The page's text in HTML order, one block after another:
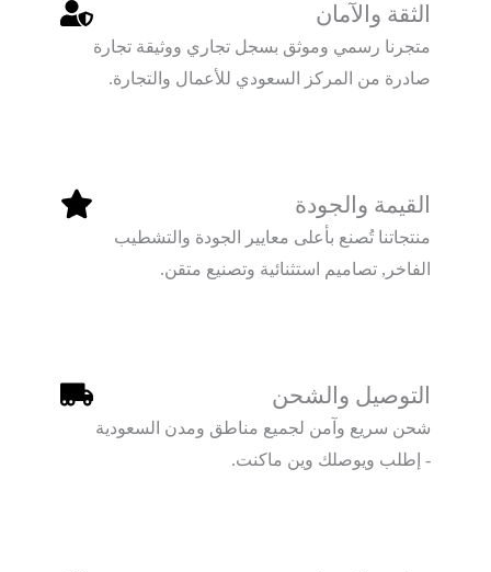
الثقة والآمان
متجرنا رسمي وموثق بسجل تجاري ووثيقة تجارة
صادرة من المركز السعودي للأعمال والتجارة.
القيمة والجودة
منتجاتنا تُصنع بأعلى معايير الجودة والتشطيب
الفاخر, تصاميم استثنائية وتصنيع متقن.
التوصيل والشحن
شحن سريع وآمن لجميع مناطق ومدن السعودية
- إطلب ويوصلك وين ماكنت.